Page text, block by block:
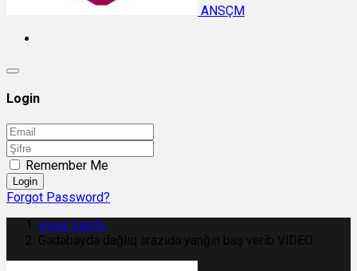
ANSÇM
Login
Remember Me
Login
Forgot Password?
Əsas Səhifə
Gədəbəydə dağlıq ərazidə yanğın baş verib VİDEO